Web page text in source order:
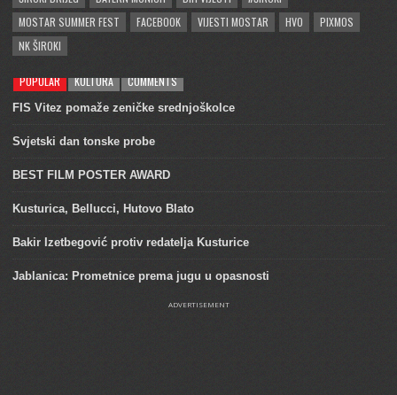
MOSTAR SUMMER FEST
FACEBOOK VIJESTI MOSTAR HVO
PIXMOS
NK ŠIROKI
POPULAR KULTURA COMMENTS
FIS Vitez pomaže zeničke srednjoškolce
Svjetski dan tonske probe
BEST FILM POSTER AWARD
Kusturica, Bellucci, Hutovo Blato
Bakir Izetbegović protiv redatelja Kusturice
Jablanica: Prometnice prema jugu u opasnosti
ADVERTISEMENT